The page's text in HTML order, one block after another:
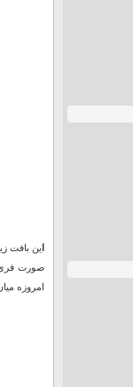
این بافت
امروزه